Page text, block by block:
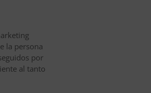
la persona
por
al tanto